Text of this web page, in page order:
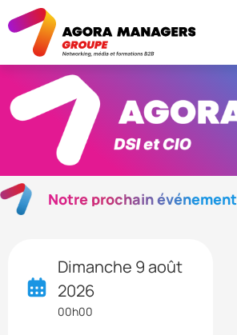
Notre prochain événement
Dimanche 9 août
2026
00h00